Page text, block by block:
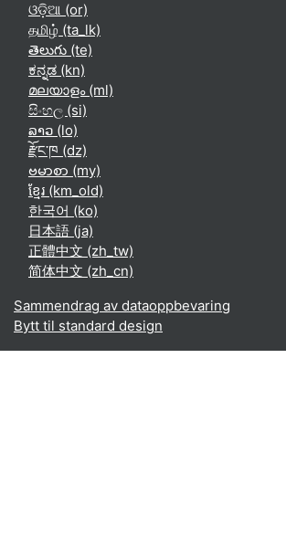
ଓଡ଼ିଆ ‎(or)‎
தமிழ் ‎(ta_lk)‎
తెలుగు ‎(te)‎
ಕನ್ನಡ ‎(kn)‎
മലയാളം ‎(ml)‎
සිංහල ‎(si)‎
ລາວ ‎(lo)‎
རྫོང་ཁ ‎(dz)‎
ဗမာစာ ‎(my)‎
ខ្មែរ ‎(km_old)‎
한국어 ‎(ko)‎
日本語 ‎(ja)‎
正體中文 ‎(zh_tw)‎
简体中文 ‎(zh_cn)‎
Sammendrag av dataoppbevaring
Bytt til standard design